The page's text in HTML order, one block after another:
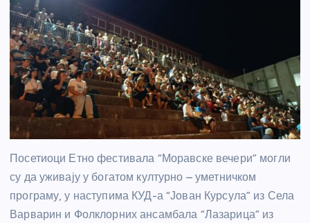
Посетиоци Етно фестивала “Моравске вечери” могли
су да уживају у богатом културно – уметничком
програму, у наступима КУД-а “Јован Курсула” из Села
Варварин и Фолклорних ансамбала “Лазарица” из